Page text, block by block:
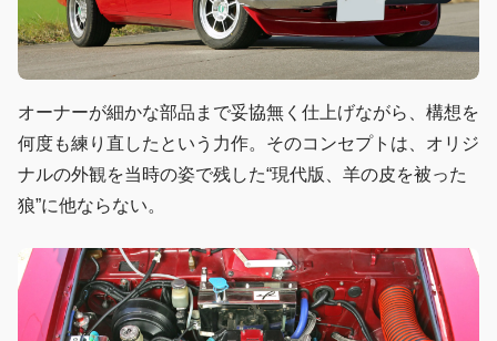
オーナーが細かな部品まで妥協無く仕上げながら、構想を
何度も練り直したという力作。そのコンセプトは、オリジ
ナルの外観を当時の姿で残した“現代版、羊の皮を被った
狼”に他ならない。